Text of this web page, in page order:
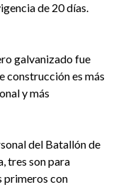
de 20 días.
galvanizado fue
construcción es más
y más
del Batallón de
tres son para
primeros con